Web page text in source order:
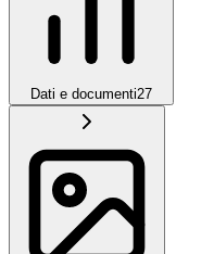
Dati e documenti27